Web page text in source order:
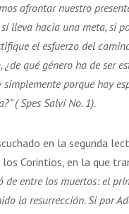
afrontar nuestro
lleva hacia una meta, si
el esfuerzo del
¿de qué género ha de ser
porque hay
( Spes Salvi No. 1).
en la segunda
los Corintios, en la que
de entre los muertos: el
la resurrección. Si por